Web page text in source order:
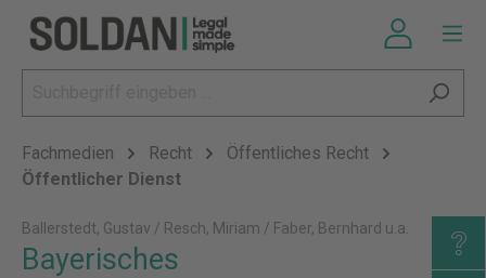
Fachmedien Recht
Öffentliches Recht
Öffentlicher Dienst
Ballerstedt, Gustav / Resch, Miriam / Faber, Bernhard u.a.
Bayerisches